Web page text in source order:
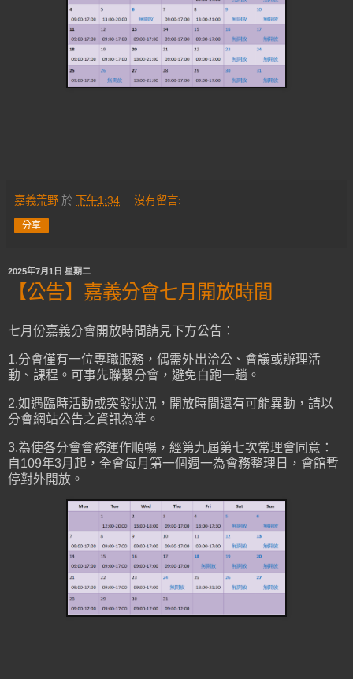
嘉義荒野 於 下午1:34 沒有留言:
分享
2025年7月1日 星期二
【公告】嘉義分會七月開放時間
七月份嘉義分會開放時間請見下方公告：
1.分會僅有一位專職服務，偶需外出洽公、會議或辦理活
動、課程。可事先聯繫分會，避免白跑一趟。
2.如遇臨時活動或突發狀況，開放時間還有可能異動，請以
分會網站公告之資訊為準。
3.為使各分會會務運作順暢，經第九屆第七次常理會同意：
自109年3月起，全會每月第一個週一為會務整理日，會館暫
停對外開放。